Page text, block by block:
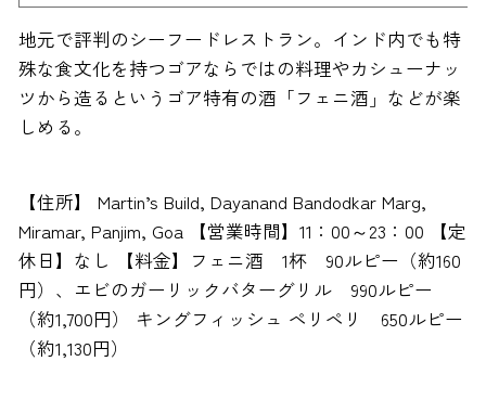
地元で評判のシーフードレストラン。インド内でも特
殊な食文化を持つゴアならではの料理やカシューナッ
ツから造るというゴア特有の酒「フェニ酒」などが楽
しめる。
【住所】 Martin’s Build, Dayanand Bandodkar Marg,
Miramar, Panjim, Goa 【営業時間】11：00～23：00 【定
休日】なし 【料金】フェニ酒 1杯 90ルピー（約160
円）、エビのガーリックバターグリル 990ルピー
（約1,700円） キングフィッシュ ペリペリ 650ルピー
（約1,130円）